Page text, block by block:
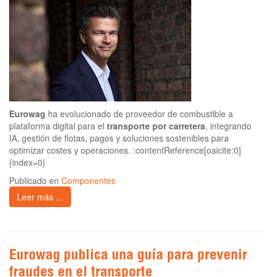
Eurowag ha evolucionado de proveedor de combustible a
plataforma digital para el transporte por carretera, integrando
IA, gestión de flotas, pagos y soluciones sostenibles para
optimizar costes y operaciones. :contentReference[oaicite:0]
{index=0}
Publicado en Componentes
Leer más ...
Eurowag publica una guía para prevenir
fraudes en el transporte